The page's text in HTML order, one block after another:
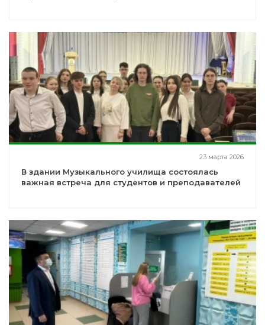
23 марта 2026
В здании Музыкального училища состоялась
важная встреча для студентов и преподавателей